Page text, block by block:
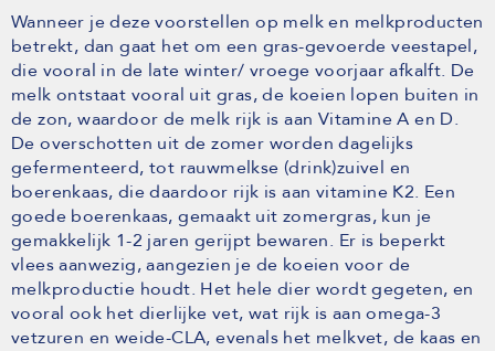
Wanneer je deze voorstellen op melk en melkproducten
betrekt, dan gaat het om een gras-gevoerde veestapel,
die vooral in de late winter/ vroege voorjaar afkalft. De
melk ontstaat vooral uit gras, de koeien lopen buiten in
de zon, waardoor de melk rijk is aan Vitamine A en D.
De overschotten uit de zomer worden dagelijks
gefermenteerd, tot rauwmelkse (drink)zuivel en
boerenkaas, die daardoor rijk is aan vitamine K2. Een
goede boerenkaas, gemaakt uit zomergras, kun je
gemakkelijk 1-2 jaren gerijpt bewaren. Er is beperkt
vlees aanwezig, aangezien je de koeien voor de
melkproductie houdt. Het hele dier wordt gegeten, en
vooral ook het dierlijke vet, wat rijk is aan omega-3
vetzuren en weide-CLA, evenals het melkvet, de kaas en